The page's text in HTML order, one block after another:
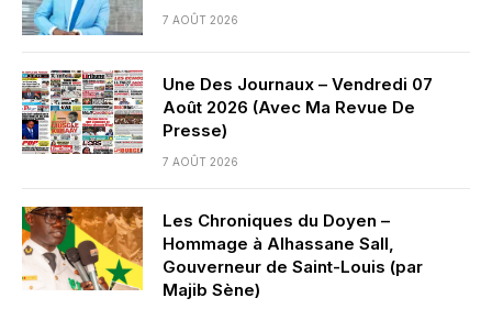
7 AOÛT 2026
Une Des Journaux – Vendredi 07
Août 2026 (Avec Ma Revue De
Presse)
7 AOÛT 2026
Les Chroniques du Doyen –
Hommage à Alhassane Sall,
Gouverneur de Saint-Louis (par
Majib Sène)